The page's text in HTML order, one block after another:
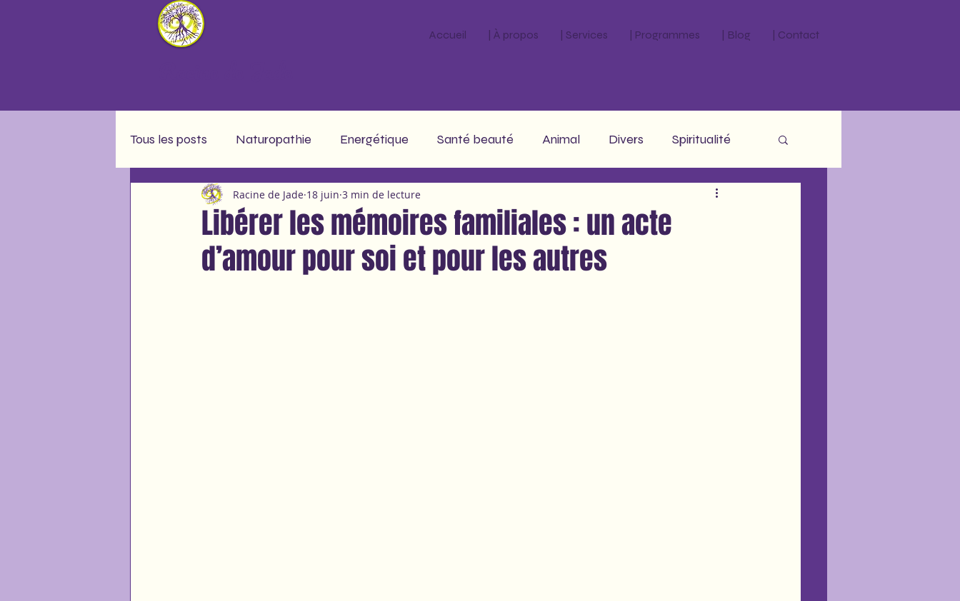
Accueil | À propos | Services | Programmes | Blog | Contact
Tous les posts Naturopathie Energétique Santé beauté Animal Divers Spiritualité
Message soin collectif Astro
Libérer les mémoires familiales : un acte
d’amour pour soi et pour les autres
Racine de Jade 18 juin 3 min de lecture